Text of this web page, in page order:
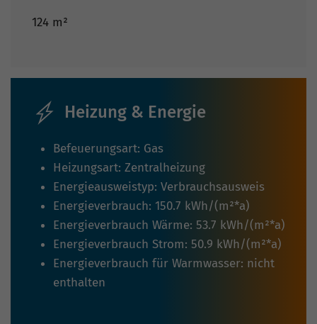
124 m²
Heizung & Energie
Befeuerungsart: Gas
Heizungsart: Zentralheizung
Energieausweistyp: Verbrauchsausweis
Energieverbrauch: 150.7 kWh/(m²*a)
Energieverbrauch Wärme: 53.7 kWh/(m²*a)
Energieverbrauch Strom: 50.9 kWh/(m²*a)
Energieverbrauch für Warmwasser: nicht
enthalten